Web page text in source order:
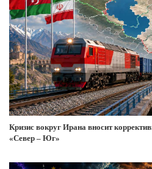
Кризис вокруг Ирана вносит
«Север – Юг»